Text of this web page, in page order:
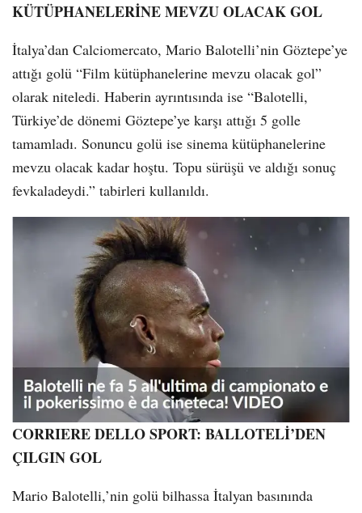
KÜTÜPHANELERİNE MEVZU OLACAK GOL
İtalya’dan Calciomercato, Mario Balotelli’nin Göztepe’ye
attığı golü “Film kütüphanelerine mevzu olacak gol”
olarak niteledi. Haberin ayrıntısında ise “Balotelli,
Türkiye’de dönemi Göztepe’ye karşı attığı 5 golle
tamamladı. Sonuncu golü ise sinema kütüphanelerine
mevzu olacak kadar hoştu. Topu sürüşü ve aldığı sonuç
fevkaladeydi.” tabirleri kullanıldı.
CORRIERE DELLO SPORT: BALLOTELİ’DEN
ÇILGIN GOL
Mario Balotelli,’nin golü bilhassa İtalyan basınında